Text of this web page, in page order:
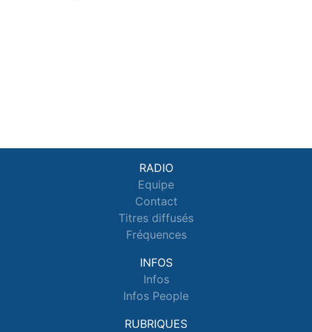
RADIO
Equipe
Contact
Titres diffusés
Fréquences
INFOS
Infos
Infos People
RUBRIQUES